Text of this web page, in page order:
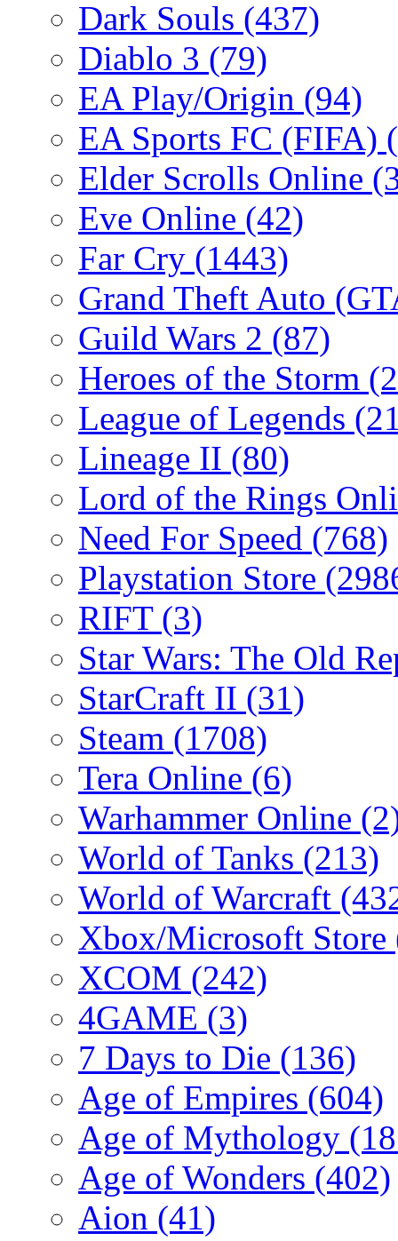
Dark Souls (437)
Diablo 3 (79)
EA Play/Origin (94)
EA Sports FC (FIFA)
Elder Scrolls Online
Eve Online (42)
Far Cry (1443)
Grand Theft Auto
Guild Wars 2 (87)
Heroes of the Storm
League of Legends
Lineage II (80)
Lord of the Rings
Need For Speed (768)
Playstation Store
RIFT (3)
Star Wars: The Old
StarCraft II (31)
Steam (1708)
Tera Online (6)
Warhammer Online
World of Tanks (213)
World of Warcraft
Xbox/Microsoft Store
XCOM (242)
4GAME (3)
7 Days to Die (136)
Age of Empires (604)
Age of Mythology
Age of Wonders (402)
Aion (41)